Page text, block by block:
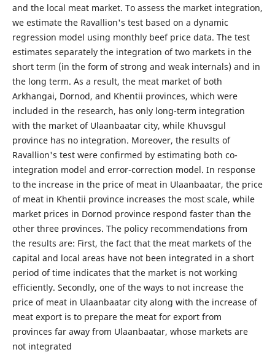
and the local meat market. To assess the market integration,
we estimate the Ravallion's test based on a dynamic
regression model using monthly beef price data. The test
estimates separately the integration of two markets in the
short term (in the form of strong and weak internals) and in
the long term. As a result, the meat market of both
Arkhangai, Dornod, and Khentii provinces, which were
included in the research, has only long-term integration
with the market of Ulaanbaatar city, while Khuvsgul
province has no integration. Moreover, the results of
Ravallion's test were confirmed by estimating both co-
integration model and error-correction model. In response
to the increase in the price of meat in Ulaanbaatar, the price
of meat in Khentii province increases the most scale, while
market prices in Dornod province respond faster than the
other three provinces. The policy recommendations from
the results are: First, the fact that the meat markets of the
capital and local areas have not been integrated in a short
period of time indicates that the market is not working
efficiently. Secondly, one of the ways to not increase the
price of meat in Ulaanbaatar city along with the increase of
meat export is to prepare the meat for export from
provinces far away from Ulaanbaatar, whose markets are
not integrated